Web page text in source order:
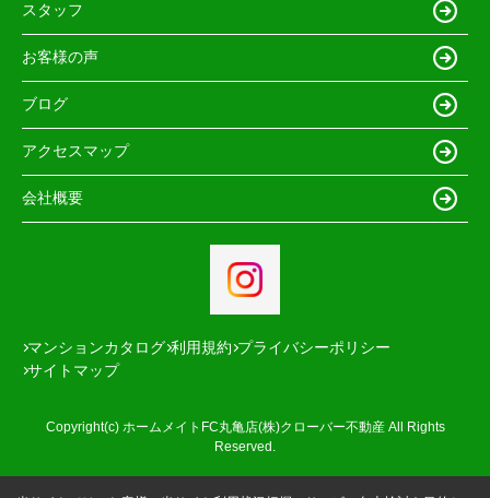
スタッフ
お客様の声
ブログ
アクセスマップ
会社概要
マンションカタログ 利用規約 プライバシーポリシー
サイトマップ
Copyright(c) ホームメイトFC丸亀店(株)クローバー不動産 All Rights
Reserved.